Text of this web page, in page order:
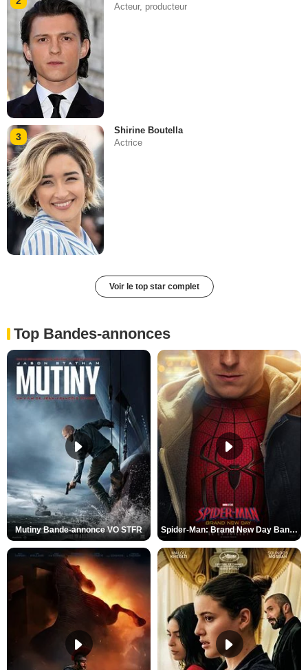
Acteur, producteur
3
Shirine Boutella
Actrice
Voir le top star complet
Top Bandes-annonces
Mutiny Bande-annonce VO STFR Spider-Man: Brand New Day Bande-annonce VO STFR